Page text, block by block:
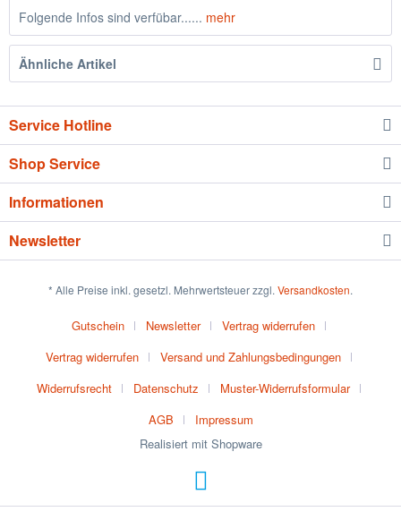
Folgende Infos sind verfübar...... mehr
Ähnliche Artikel
Service Hotline
Shop Service
Informationen
Newsletter
* Alle Preise inkl. gesetzl. Mehrwertsteuer zzgl. Versandkosten.
Gutschein Newsletter
Vertrag widerrufen
Vertrag widerrufen
Versand und Zahlungsbedingungen
Widerrufsrecht
Datenschutz
Muster-Widerrufsformular
AGB
Impressum
Realisiert mit Shopware